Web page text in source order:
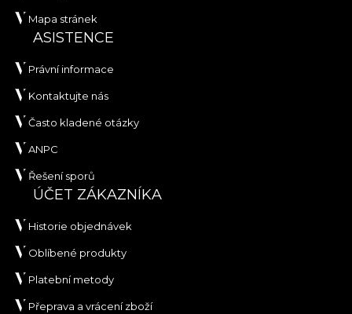
Mapa stránek
ASISTENCE
Právní informace
Kontaktujte nás
Často kladené otázky
ANPC
Řešení sporů
ÚČET ZÁKAZNÍKA
Historie objednávek
Oblíbené produkty
Platební metody
Přeprava a vrácení zboží